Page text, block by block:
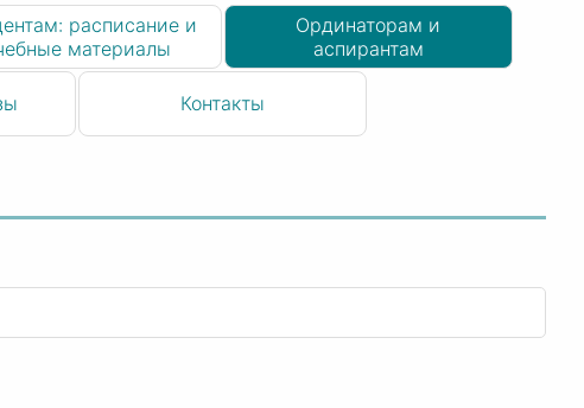
расписание и
материалы
Ординаторам и
аспирантам
Контакты